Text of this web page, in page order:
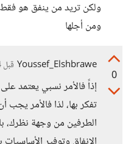
ولكن تريد من ينفق هو
ومن أجلها
0
Youssef_Elshbrawe قبل 4 أشهر
إذاً فالأمر نسبي يعتمد
تفكر بها، لذا فالأمر يجب
الطرفين من وجهة نظرك،